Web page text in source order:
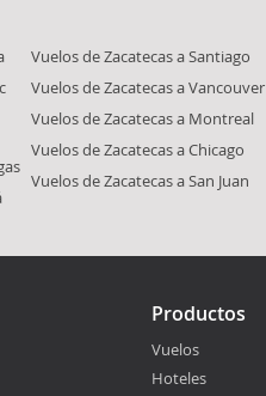
Vuelos de Zacatecas a Santiago
Vuelos de Zacatecas a Vancouver
Vuelos de Zacatecas a Montreal
Vuelos de Zacatecas a Chicago
Vuelos de Zacatecas a San Juan
Productos
Vuelos
Hoteles